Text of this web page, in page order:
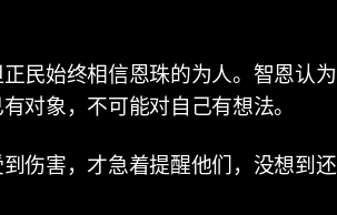
民始终相信恩珠的为人。智恩认
对象，不可能对自己有想法。
伤害，才急着提醒他们，没想到